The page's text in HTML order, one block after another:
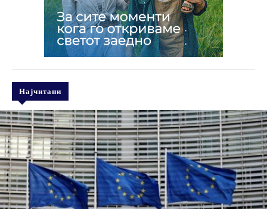
Најчитани